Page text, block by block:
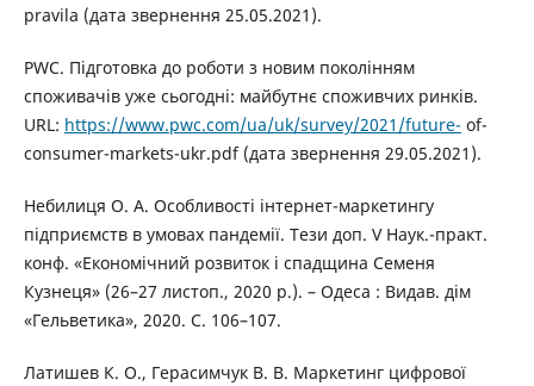
pravila (дата звернення 25.05.2021).
PWC. Підготовка до роботи з новим поколінням
споживачів уже сьогодні: майбутнє споживчих ринків.
URL: https://www.pwc.com/ua/uk/survey/2021/future- of-
consumer-markets-ukr.pdf (дата звернення 29.05.2021).
Небилиця О. А. Особливості інтернет-маркетингу
підприємств в умовах пандемії. Тези доп. V Наук.-практ.
конф. «Економічний розвиток і спадщина Семеня
Кузнеця» (26–27 листоп., 2020 р.). – Одеса : Видав. дім
«Гельветика», 2020. С. 106–107.
Латишев К. О., Герасимчук В. В. Маркетинг цифрової